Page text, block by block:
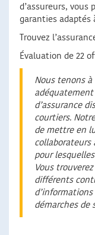
d’assureurs,
garanties adaptés
Trouvez
Évaluation de 22
Nous tenons
d’assurance
courtiers.
de mettre en
collaborateurs
pour
Vous
différents
démarches de